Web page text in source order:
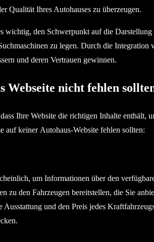
Qualität Ihres Autohauses zu überzeugen.
wichtig, den Schwerpunkt auf die
zu legen. Durch die Integration
und deren Vertrauen gewinnen.
Webseite nicht fehlen
Ihre Website die richtigen Inhalte enthält,
auf keiner Autohaus-Website fehlen sollten:
um Informationen über den
zu den Fahrzeugen bereitstellen, die Sie
und den Preis jedes